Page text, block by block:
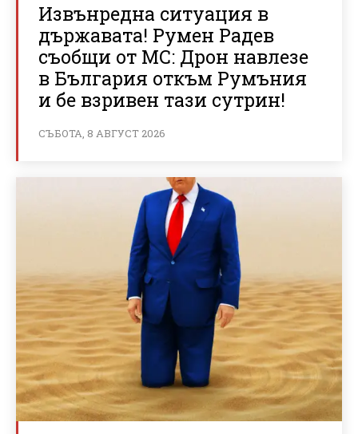
Извънредна ситуация в
държавата! Румен Радев
съобщи от МС: Дрон навлезе
в България откъм Румъния
и бе взривен тази сутрин!
СЪБОТА, 8 АВГУСТ 2026